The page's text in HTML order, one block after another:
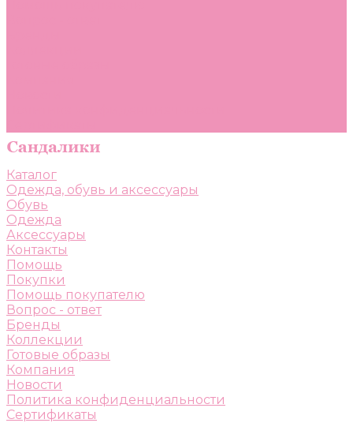
Каталог
Одежда, обувь и аксессуары
Обувь
Одежда
Аксессуары
Контакты
Помощь
Покупки
Помощь покупателю
Вопрос - ответ
Бренды
Коллекции
Готовые образы
Компания
Новости
Политика конфиденциальности
Сертификаты